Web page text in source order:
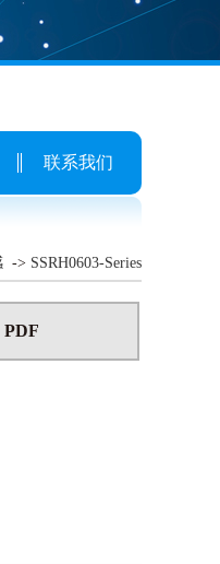
联系我们
PDF
-> SSRH0603-Series